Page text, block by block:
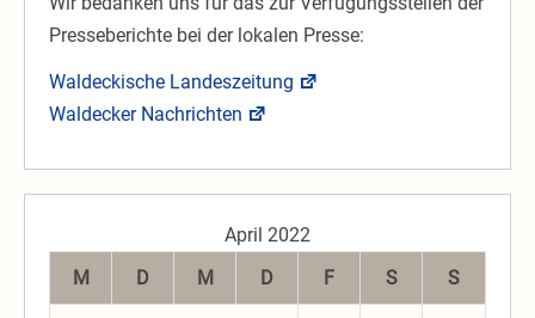
Presseberichte bei der lokalen Presse:
Waldeckische Landeszeitung
Waldecker Nachrichten
April 2022
M
D M D F S S